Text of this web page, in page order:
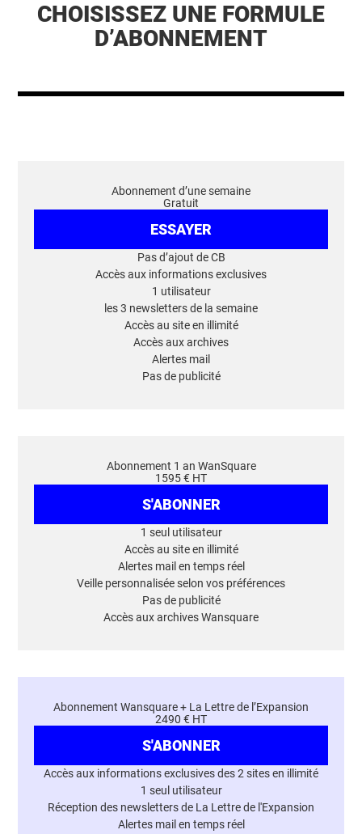
CHOISISSEZ UNE FORMULE
D’ABONNEMENT
Abonnement d’une semaine
Gratuit
ESSAYER
Pas d’ajout de CB
Accès aux informations exclusives
1 utilisateur
les 3 newsletters de la semaine
Accès au site en illimité
Accès aux archives
Alertes mail
Pas de publicité
Abonnement 1 an WanSquare
1595 € HT
S'ABONNER
1 seul utilisateur
Accès au site en illimité
Alertes mail en temps réel
Veille personnalisée selon vos préférences
Pas de publicité
Accès aux archives Wansquare
Abonnement Wansquare + La Lettre de l’Expansion
2490 € HT
S'ABONNER
Accès aux informations exclusives des 2 sites en illimité
1 seul utilisateur
Réception des newsletters de La Lettre de l'Expansion
Alertes mail en temps réel